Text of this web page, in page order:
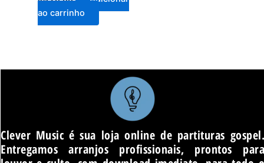
ao carrinho
Clever Music é sua loja online de partituras gospel.
Entregamos arranjos profissionais, prontos para